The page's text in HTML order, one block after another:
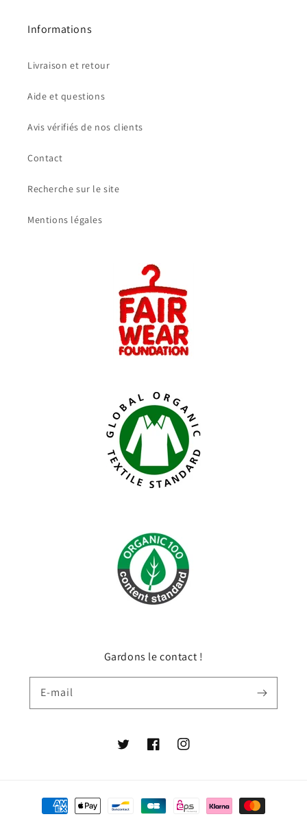
Informations
Livraison et retour
Aide et questions
Avis vérifiés de nos clients
Contact
Recherche sur le site
Mentions légales
Gardons le contact !
E-mail
TwitterFacebookInstagram
Moyens